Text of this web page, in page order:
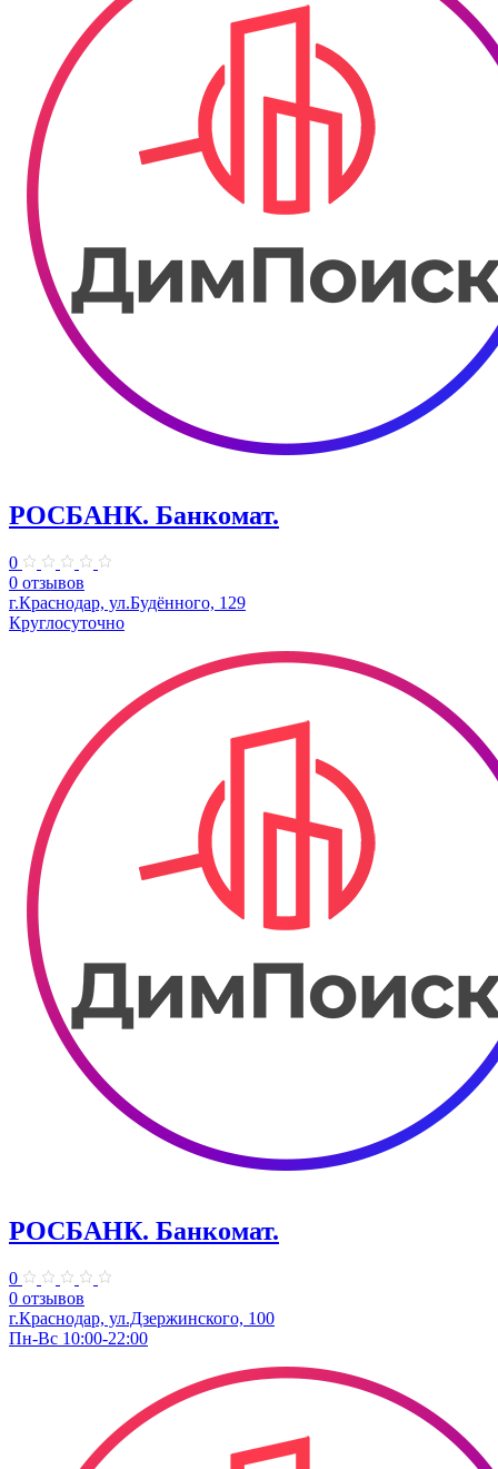
РОСБАНК. Банкомат.
0
0 отзывов
г.Краснодар, ул.Будённого, 129
Круглосуточно
РОСБАНК. Банкомат.
0
0 отзывов
г.Краснодар, ул.Дзержинского, 100
Пн-Вс 10:00-22:00